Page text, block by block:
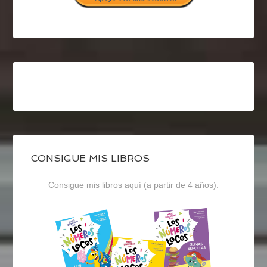
CONSIGUE MIS LIBROS
Consigue mis libros aquí (a partir de 4 años):